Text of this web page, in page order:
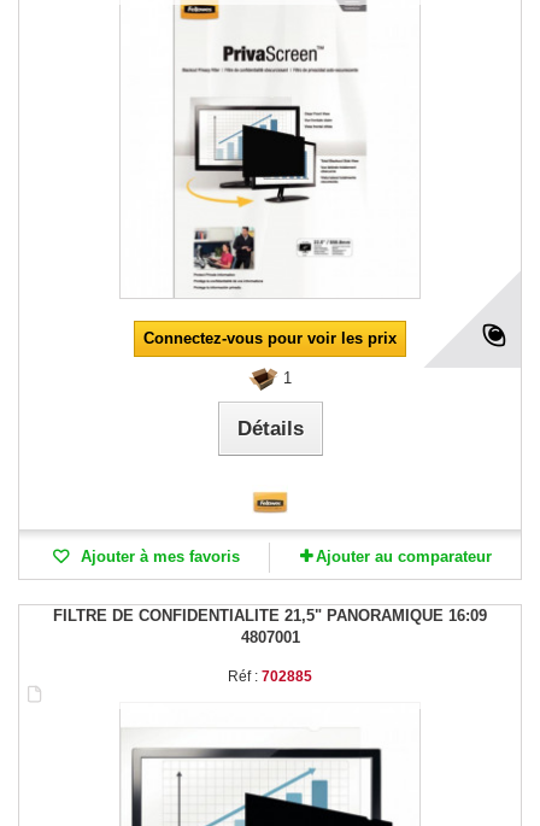
Connectez-vous pour voir les prix
1
Détails
Ajouter à mes favoris Ajouter au comparateur
FILTRE DE CONFIDENTIALITE 21,5" PANORAMIQUE 16:09
4807001
Réf : 702885